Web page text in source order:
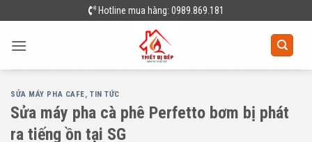
to
content
Hotline mua hàng: 0989.869.181
SỬA MÁY PHA CAFE,TIN TỨC
Sửa máy pha cà phê Perfetto bơm bị phát
ra tiếng ồn tại SG